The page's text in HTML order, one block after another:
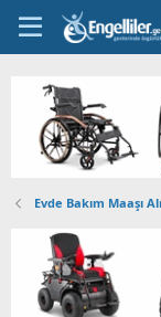
Evde Bakım Maaşı